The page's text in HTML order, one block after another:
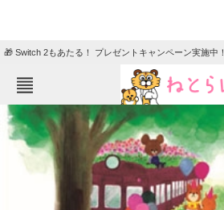
🎁 Switch 2もあたる！ プレゼントキャンペーン実施中！
ねとらぼメニュー
TOP ニュース
クイズ
地域